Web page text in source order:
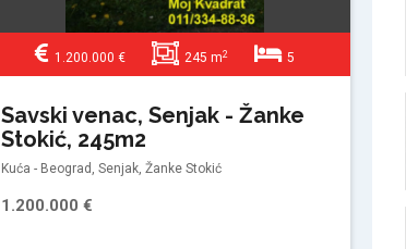
1.200.000 € 245 m2 5
Savski venac, Senjak - Žanke
Stokić, 245m2
Kuća - Beograd, Senjak, Žanke Stokić
1.200.000 €